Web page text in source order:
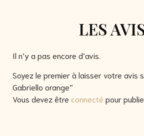
LES
Il n’y a pas encore d’avis.
Soyez le premier à laisser votre avis
Gabriello orange”
Vous devez être connecté pour